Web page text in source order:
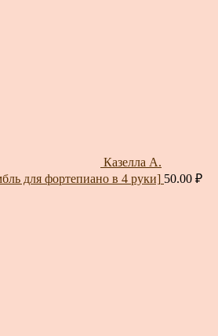
Казелла А.
для фортепиано в 4 руки] 50.00 ₽